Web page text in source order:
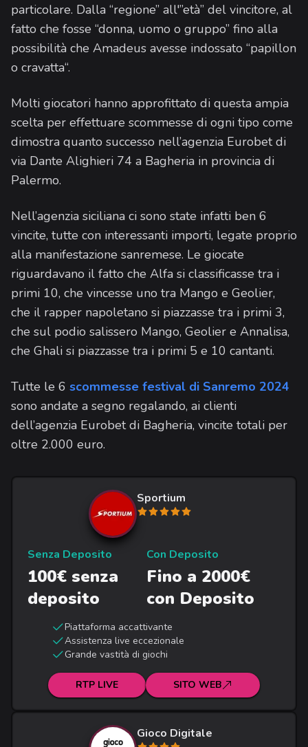
particolare. Dalla “regione” all'”età” del vincitore, al
fatto che fosse “donna, uomo o gruppo” fino alla
possibilità che Amadeus avesse indossato “papillon
o cravatta“.
Molti giocatori hanno approfittato di questa ampia
scelta per effettuare scommesse di ogni tipo come
dimostra quanto successo nell’agenzia Eurobet di
via Dante Alighieri 74 a Bagheria in provincia di
Palermo.
Nell’agenzia siciliana ci sono state infatti ben 6
vincite, tutte con interessanti importi, legate proprio
alla manifestazione sanremese. Le giocate
riguardavano il fatto che Alfa si classificasse tra i
primi 10, che vincesse uno tra Mango e Geolier,
che il rapper napoletano si piazzasse tra i primi 3,
che sul podio salissero Mango, Geolier e Annalisa,
che Ghali si piazzasse tra i primi 5 e 10 cantanti.
Tutte le 6 scommesse festival di Sanremo 2024
sono andate a segno regalando, ai clienti
dell’agenzia Eurobet di Bagheria, vincite totali per
oltre 2.000 euro.
Sportium
Senza Deposito
100€ senza
deposito
Con Deposito
Fino a 2000€
con Deposito
Piattaforma accattivante
Assistenza live eccezionale
Grande vastità di giochi
RTP LIVE SITO WEB
Gioco Digitale